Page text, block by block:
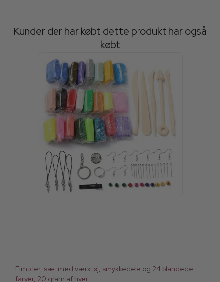
Kunder der har købt dette produkt har også
købt
Fimo ler, sæt med værktøj, smykkedele og 24 blandede
farver, 20 gram af hver.